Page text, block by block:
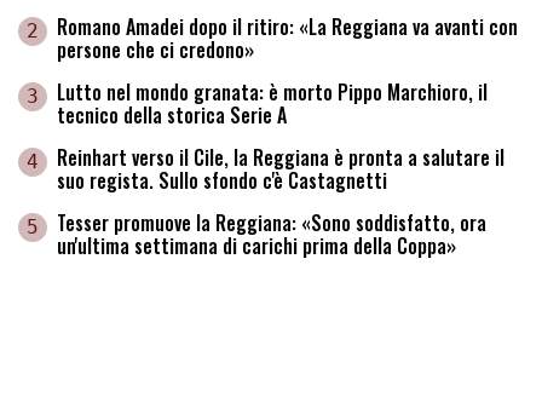
2 Romano Amadei dopo il ritiro: «La Reggiana va avanti con
persone che ci credono»
3 Lutto nel mondo granata: è morto Pippo Marchioro, il
tecnico della storica Serie A
4 Reinhart verso il Cile, la Reggiana è pronta a salutare il
suo regista. Sullo sfondo c'è Castagnetti
5 Tesser promuove la Reggiana: «Sono soddisfatto, ora
un'ultima settimana di carichi prima della Coppa»